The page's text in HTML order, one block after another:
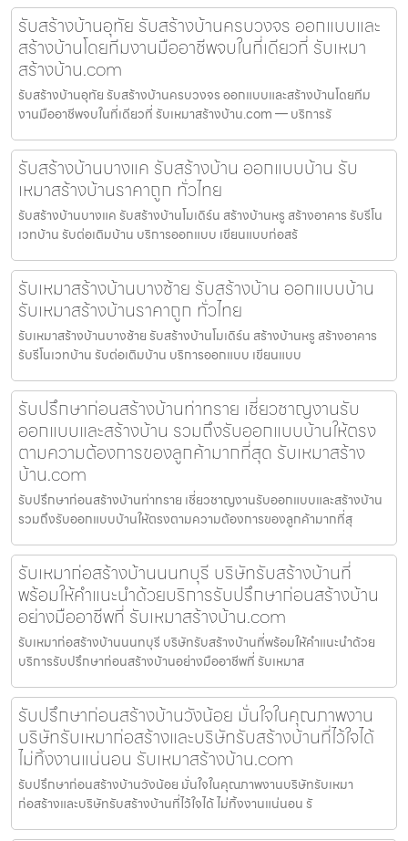
รับสร้างบ้านอุทัย รับสร้างบ้านครบวงจร ออกแบบและ
สร้างบ้านโดยทีมงานมืออาชีพจบในที่เดียวที่ รับเหมา
สร้างบ้าน.com
รับสร้างบ้านอุทัย รับสร้างบ้านครบวงจร ออกแบบและสร้างบ้านโดยทีม
งานมืออาชีพจบในที่เดียวที่ รับเหมาสร้างบ้าน.com — บริการรั
รับสร้างบ้านบางแค รับสร้างบ้าน ออกแบบบ้าน รับ
เหมาสร้างบ้านราคาถูก ทั่วไทย
รับสร้างบ้านบางแค รับสร้างบ้านโมเดิร์น สร้างบ้านหรู สร้างอาคาร รับรีโน
เวทบ้าน รับต่อเติมบ้าน บริการออกแบบ เขียนแบบก่อสร้
รับเหมาสร้างบ้านบางซ้าย รับสร้างบ้าน ออกแบบบ้าน
รับเหมาสร้างบ้านราคาถูก ทั่วไทย
รับเหมาสร้างบ้านบางซ้าย รับสร้างบ้านโมเดิร์น สร้างบ้านหรู สร้างอาคาร
รับรีโนเวทบ้าน รับต่อเติมบ้าน บริการออกแบบ เขียนแบบ
รับปรึกษาก่อนสร้างบ้านท่าทราย เชี่ยวชาญงานรับ
ออกแบบและสร้างบ้าน รวมถึงรับออกแบบบ้านให้ตรง
ตามความต้องการของลูกค้ามากที่สุด รับเหมาสร้าง
บ้าน.com
รับปรึกษาก่อนสร้างบ้านท่าทราย เชี่ยวชาญงานรับออกแบบและสร้างบ้าน
รวมถึงรับออกแบบบ้านให้ตรงตามความต้องการของลูกค้ามากที่สุ
รับเหมาก่อสร้างบ้านนนทบุรี บริษัทรับสร้างบ้านที่
พร้อมให้คำแนะนำด้วยบริการรับปรึกษาก่อนสร้างบ้าน
อย่างมืออาชีพที่ รับเหมาสร้างบ้าน.com
รับเหมาก่อสร้างบ้านนนทบุรี บริษัทรับสร้างบ้านที่พร้อมให้คำแนะนำด้วย
บริการรับปรึกษาก่อนสร้างบ้านอย่างมืออาชีพที่ รับเหมาส
รับปรึกษาก่อนสร้างบ้านวังน้อย มั่นใจในคุณภาพงาน
บริษัทรับเหมาก่อสร้างและบริษัทรับสร้างบ้านที่ไว้ใจได้
ไม่ทิ้งงานแน่นอน รับเหมาสร้างบ้าน.com
รับปรึกษาก่อนสร้างบ้านวังน้อย มั่นใจในคุณภาพงานบริษัทรับเหมา
ก่อสร้างและบริษัทรับสร้างบ้านที่ไว้ใจได้ ไม่ทิ้งงานแน่นอน รั